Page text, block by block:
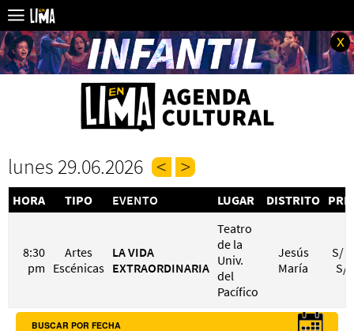
x
lunes 29.06.2026
HORA TIPO EVENTO LUGAR DISTRITO
8:30
pm
Artes
Escénicas
LA VIDA
EXTRAORDINARIA
Teatro
de la
Univ.
del
Pacífico
Jesús
María
S/
S/
BUSCAR POR FECHA